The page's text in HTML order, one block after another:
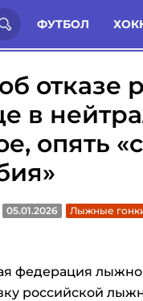
ФУТБОЛ
России: Статьи
отказе
в
опять
05.01.2026 Лыжные
федерация
российской